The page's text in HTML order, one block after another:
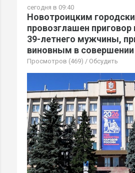
сегодня в 09:40
Новотроицким
провозглашен
39-летнего мужчины,
виновным в совершении
Просмотров (469) / Обсудить